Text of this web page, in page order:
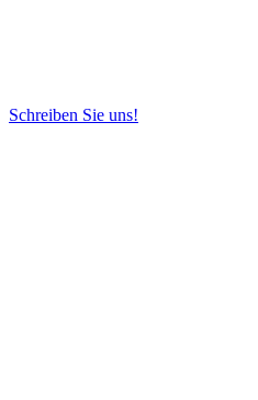
Schreiben Sie uns!